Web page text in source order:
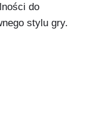
do
stylu gry.